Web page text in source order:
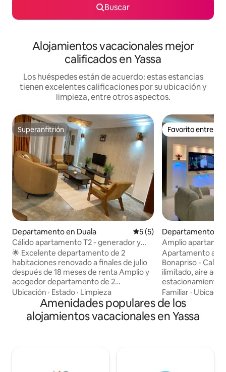
Buscar
Alojamientos vacacionales mejor
calificados en Yassa
Los huéspedes están de acuerdo: estas estancias
tienen excelentes calificaciones por su ubicación y
limpieza, entre otros aspectos.
Superanfitrión
Superanfitrión
Departamento en Duala Calificación promedio: 5
5 (5)
Cálido apartamento T2 - generador y
perforación
🌟 Excelente departamento de 2
habitaciones renovado a finales de julio
después de 18 meses de renta Amplio y
acogedor departamento de 2
habitaciones en el segundo piso de un
edificio de fácil acceso. 📍 Ubicado en
Bonamoussadi - Santa Bárbara, a 3
minutos a pie de la carretera
Ubicación · Estado · Limpieza
Favorito entre
Favorito entre
Departamento en
Amplio
Apartamento
Bonapriso - Calle
ilimitado, aire
estacionamiento
autónoma e ideal
familias. - un acceso rápido a los lugares
de interés - un
seguro - Wifi
Familiar ·
Amenidades populares de los
alojamientos vacacionales en Yassa